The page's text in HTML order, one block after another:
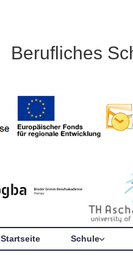
Berufliches
Startseite Schule